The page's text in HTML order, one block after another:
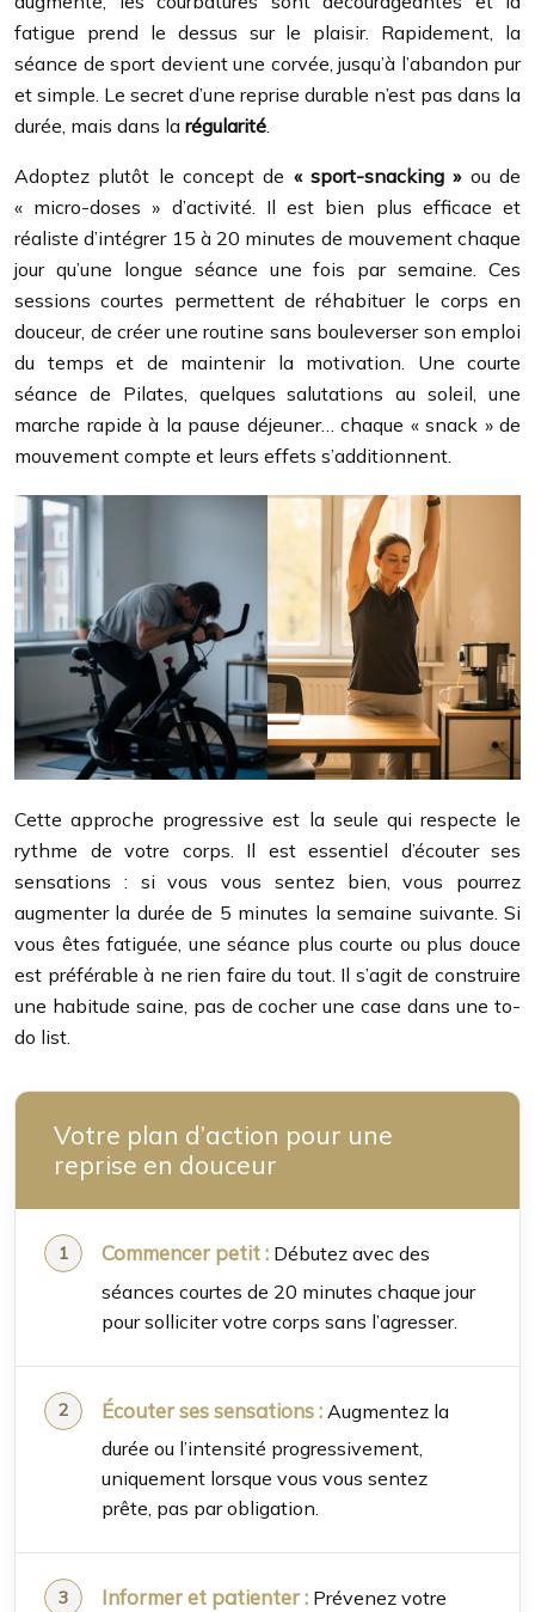
fatigue prend le dessus sur le plaisir. Rapidement, la
séance de sport devient une corvée, jusqu’à l’abandon pur
et simple. Le secret d’une reprise durable n’est pas dans la
durée, mais dans la régularité
Adoptez plutôt le concept de « sport-snacking »ou de
« micro-doses » d’activité. Il est bien plus efficace et
réaliste d’intégrer 15 à 20 minutes de mouvement chaque
jour qu’une longue séance une fois par semaine. Ces
sessions courtes permettent de réhabituer le corps en
douceur, de créer une routine sans bouleverser son emploi
du temps et de maintenir la motivation. Une courte
séance de Pilates, quelques salutations au soleil, une
marche rapide à la pause déjeuner… chaque « snack » de
mouvement compte et leurs effets s’additionnent.
Cette approche progressive est la seule qui respecte le
rythme de votre corps. Il est essentiel d’écouter ses
sensations : si vous vous sentez bien, vous pourrez
augmenter la durée de 5 minutes la semaine suivante. Si
vous êtes fatiguée, une séance plus courte ou plus douce
est préférable à ne rien faire du tout. Il s’agit de construire
une habitude saine, pas de cocher une case dans une to-
do list.
Votre plan d’action pour une
reprise en douceur
Commencer petit : Débutez avec des
séances courtes de 20 minutes chaque jour
pour solliciter votre corps sans l’agresser.
Écouter ses sensations : Augmentez la
durée ou l’intensité progressivement,
uniquement lorsque vous vous sentez
prête, pas par obligation.
Informer et patienter : Prévenez votre